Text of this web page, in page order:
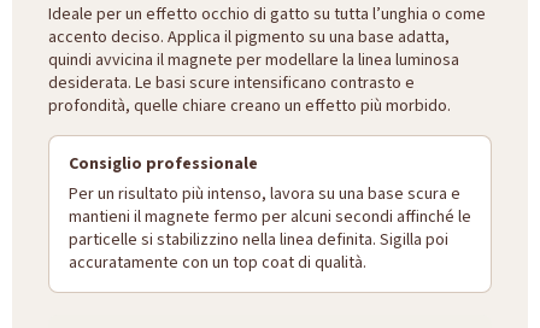
Ideale per un effetto occhio di gatto su tutta l’unghia o come
accento deciso. Applica il pigmento su una base adatta,
quindi avvicina il magnete per modellare la linea luminosa
desiderata. Le basi scure intensificano contrasto e
profondità, quelle chiare creano un effetto più morbido.
Consiglio professionale
Per un risultato più intenso, lavora su una base scura e
mantieni il magnete fermo per alcuni secondi affinché le
particelle si stabilizzino nella linea definita. Sigilla poi
accuratamente con un top coat di qualità.